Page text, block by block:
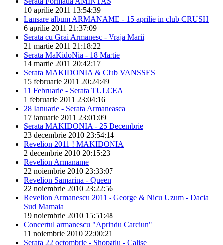
10 aprilie 2011 13:54:39
Lansare album ARMANAME - 15 aprilie in club CRUSH
6 aprilie 2011 21:37:09
Serata cu Grai Armanesc - Vraja Marii
21 martie 2011 21:18:22
Serata MaKidoNia - 18 Martie
14 martie 2011 20:42:17
Serata MAKIDONIA & Club VANSSES
15 februarie 2011 20:24:49
11 Februarie - Serata TULCEA
1 februarie 2011 23:04:16
28 Ianuarie - Serata Armaneasca
17 ianuarie 2011 23:01:09
Serata MAKIDONIA - 25 Decembrie
23 decembrie 2010 23:54:14
Revelion 2011 ! MAKIDONIA
2 decembrie 2010 20:15:23
Revelion Armaname
22 noiembrie 2010 23:33:07
Revelion Samarina - Queen
22 noiembrie 2010 23:22:56
Revelion Armanescu 2011 - George & Nicu Uzum - Dacia
Sud Mamaia
19 noiembrie 2010 15:51:48
Concertul armanescu "Aprindu Carciun"
11 noiembrie 2010 22:00:21
Serata 22 octombrie - Shopatlu - Calise